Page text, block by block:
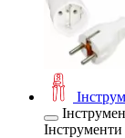
Інструменти